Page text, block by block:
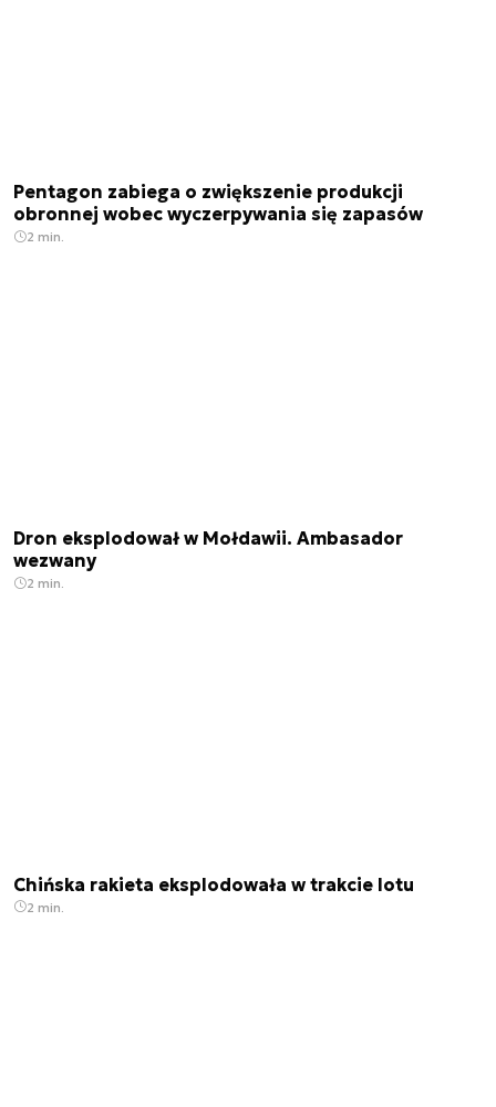
Pentagon zabiega o zwiększenie produkcji
obronnej wobec wyczerpywania się zapasów
2 min.
Dron eksplodował w Mołdawii. Ambasador
wezwany
2 min.
Chińska rakieta eksplodowała w trakcie lotu
2 min.